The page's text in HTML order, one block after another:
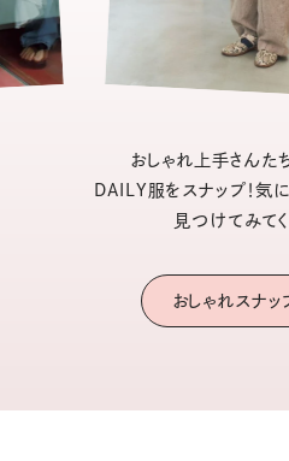
おしゃれ上手さんた
DAILY服をスナップ！気
見つけてみて
おしゃれスナ